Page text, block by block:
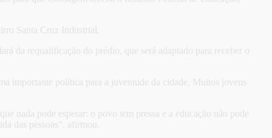
Santa Cruz Industrial.
da requalificação do prédio, que será adaptado para receber o
importante política para a juventude da cidade. Muitos jovens
nada pode esperar: o povo tem pressa e a educação não pode
das pessoas”, afirmou.